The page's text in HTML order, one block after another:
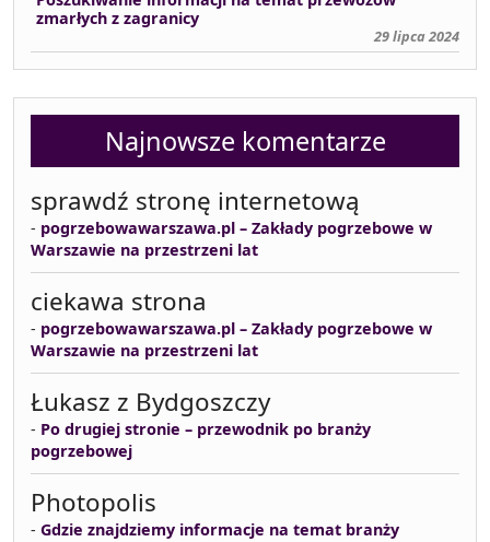
zmarłych z zagranicy
29 lipca 2024
Najnowsze komentarze
sprawdź stronę internetową
- pogrzebowawarszawa.pl – Zakłady pogrzebowe w
Warszawie na przestrzeni lat
ciekawa strona
- pogrzebowawarszawa.pl – Zakłady pogrzebowe w
Warszawie na przestrzeni lat
Łukasz z Bydgoszczy
- Po drugiej stronie – przewodnik po branży
pogrzebowej
Photopolis
- Gdzie znajdziemy informacje na temat branży